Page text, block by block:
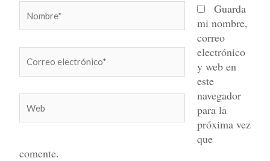
electrónico*
Guarda
mi nombre,
correo
electrónico
y web en
este
navegador
para la
próxima vez
que
comente.